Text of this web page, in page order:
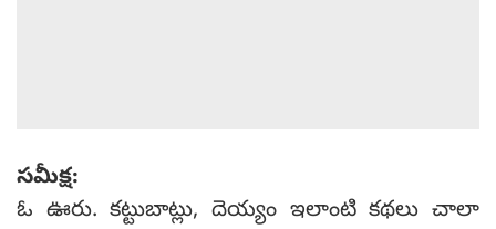
సమీక్ష:
ఓ ఊరు. కట్టుబాట్లు, దెయ్యం ఇలాంటి కథలు చాలా